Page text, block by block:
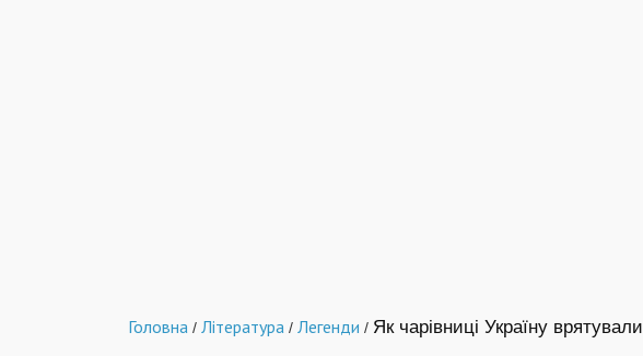
Головна / Література / Легенди / Як чарівниці Україну врятували